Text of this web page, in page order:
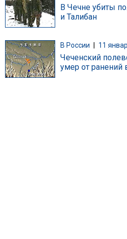
В Чечне убиты
и Талибан
В России 11
Чеченский
умер от ранений